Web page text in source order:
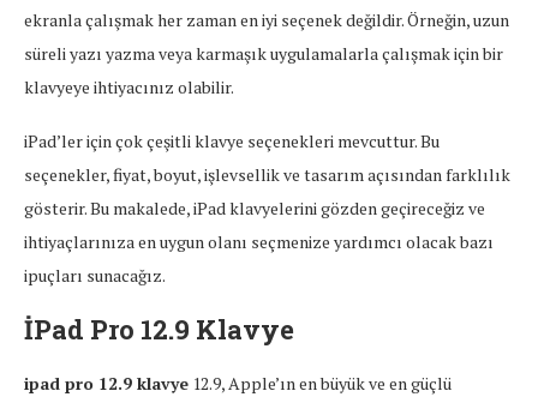
ekranla çalışmak her zaman en iyi seçenek değildir. Örneğin, uzun
süreli yazı yazma veya karmaşık uygulamalarla çalışmak için bir
klavyeye ihtiyacınız olabilir.
iPad’ler için çok çeşitli klavye seçenekleri mevcuttur. Bu
seçenekler, fiyat, boyut, işlevsellik ve tasarım açısından farklılık
gösterir. Bu makalede, iPad klavyelerini gözden geçireceğiz ve
ihtiyaçlarınıza en uygun olanı seçmenize yardımcı olacak bazı
ipuçları sunacağız.
İPad Pro 12.9 Klavye
ipad pro 12.9 klavye 12.9, Apple’ın en büyük ve en güçlü